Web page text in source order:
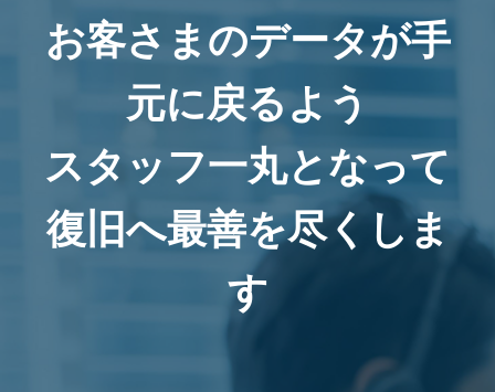
お客さまのデータが手
元に戻るよう
スタッフ一丸となって
復旧へ最善を尽くしま
す